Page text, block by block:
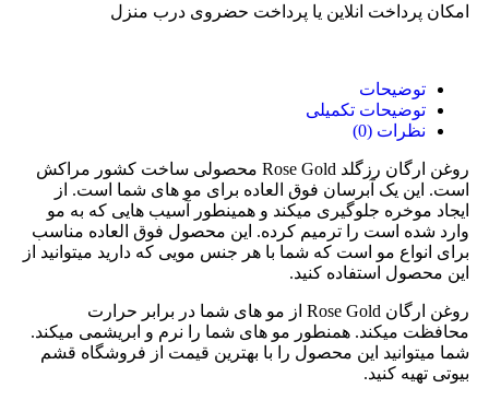
امکان پرداخت انلاین یا پرداخت حضروی درب منزل
توضیحات
توضیحات تکمیلی
نظرات (0)
روغن ارگان رزگلد Rose Gold محصولی ساخت کشور مراکش
است. این یک آبرسان فوق العاده برای مو های شما است. از
ایجاد موخره جلوگیری میکند و همینطور آسیب هایی که به مو
وارد شده است را ترمیم کرده. این محصول فوق العاده مناسب
برای انواع مو است که شما با هر جنس مویی که دارید میتوانید از
این محصول استفاده کنید.
روغن ارگان Rose Gold از مو های شما در برابر حرارت
محافظت میکند. همنطور مو های شما را نرم و ابریشمی میکند.
شما میتوانید این محصول را با بهترین قیمت از فروشگاه قشم
بیوتی تهیه کنید.